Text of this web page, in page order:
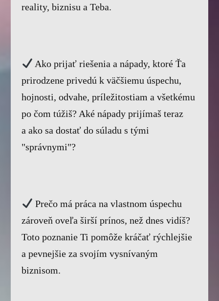
reality, biznisu a Teba.
Ako prijať riešenia a nápady, ktoré Ťa
prirodzene privedú k väčšiemu úspechu,
hojnosti, odvahe, príležitostiam a všetkému
po čom túžiš? Aké nápady prijímaš teraz
a ako sa dostať do súladu s tými
"správnymi"?
Prečo má práca na vlastnom úspechu
zároveň oveľa širší prínos, než dnes vidíš?
Toto poznanie Ti pomôže kráčať rýchlejšie
a pevnejšie za svojím vysnívaným
biznisom.